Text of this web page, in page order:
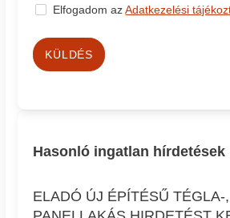
Elfogadom azAdatkezelési
KÜLDÉS
Hasonló ingatlan hírdetések
ELADÓ ÚJ ÉPÍTÉSŰ TÉGLA-